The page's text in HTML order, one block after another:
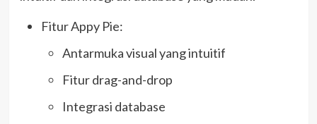
Fitur Appy Pie:
Antarmuka visual yang intuitif
Fitur drag-and-drop
Integrasi database